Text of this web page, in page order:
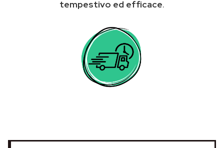
tempestivo ed efficace.